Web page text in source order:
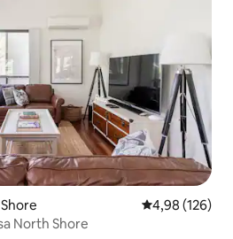
Gemiddelde
4,98 (126)
North Shore